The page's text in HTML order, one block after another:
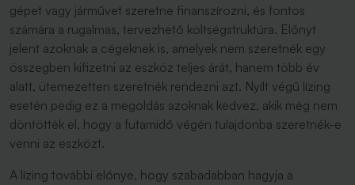
gépet vagy járművet szeretne finanszírozni, és fontos
számára a rugalmas, tervezhető költségstruktúra. Előnyt
jelent azoknak a cégeknek is, amelyek nem szeretnék egy
összegben kifizetni az eszköz teljes árát, hanem több év
alatt, ütemezetten szeretnék rendezni azt. Nyílt végű lízing
esetén pedig ez a megoldás azoknak kedvez, akik még nem
döntötték el, hogy a futamidő végén tulajdonba szeretnék-e
venni az eszközt.
A lízing további előnye, hogy szabadabban hagyja a